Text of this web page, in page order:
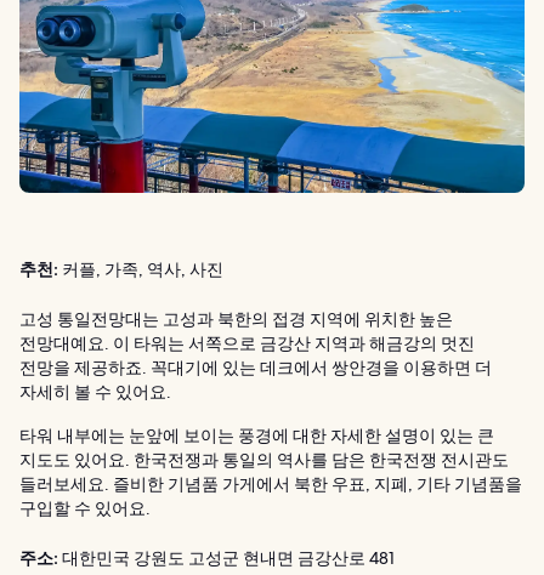
추천: 커플, 가족, 역사, 사진
고성 통일전망대는 고성과 북한의 접경 지역에 위치한 높은
전망대예요. 이 타워는 서쪽으로 금강산 지역과 해금강의 멋진
전망을 제공하죠. 꼭대기에 있는 데크에서 쌍안경을 이용하면 더
자세히 볼 수 있어요.
타워 내부에는 눈앞에 보이는 풍경에 대한 자세한 설명이 있는 큰
지도도 있어요. 한국전쟁과 통일의 역사를 담은 한국전쟁 전시관도
들러보세요. 즐비한 기념품 가게에서 북한 우표, 지폐, 기타 기념품을
구입할 수 있어요.
주소: 대한민국 강원도 고성군 현내면 금강산로 481